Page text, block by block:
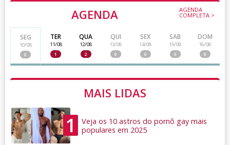
AGENDA AGENDA
COMPLETA >
SEG
10/08
0
TER
11/08
1
QUA
12/08
2
QUI
13/08
0
SEX
14/08
0
SAB
15/08
0
DOM
16/08
0
MAIS LIDAS
1
Veja os 10 astros do pornô gay mais
populares em 2025